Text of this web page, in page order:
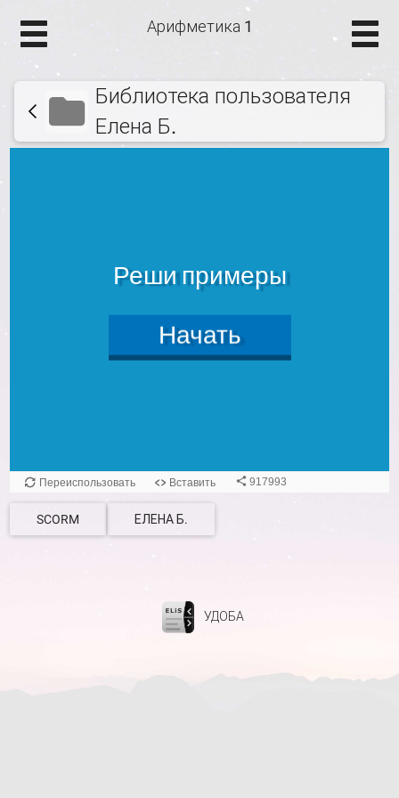
Арифметика 1
Библиотека пользователя
Елена Б.
SCORM ЕЛЕНА Б.
УДОБА